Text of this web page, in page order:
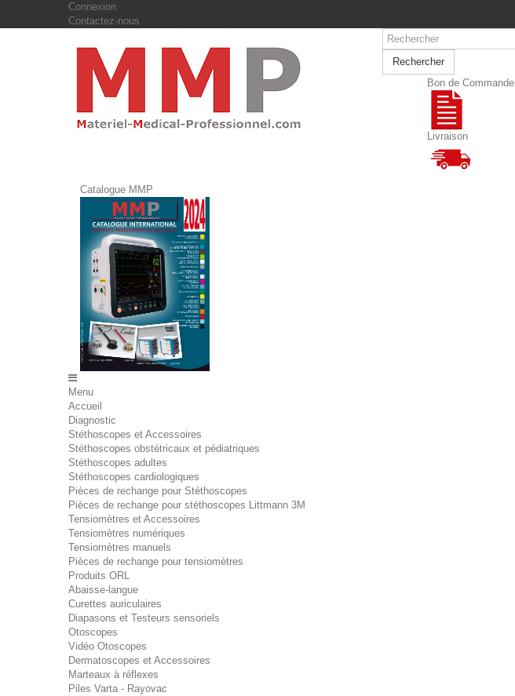
Connexion
Contactez-nous
Rechercher
Bon de Commande
Livraison
Catalogue MMP
Menu
Accueil
Diagnostic
Stéthoscopes et Accessoires
Stéthoscopes obstétricaux et pédiatriques
Stéthoscopes adultes
Stéthoscopes cardiologiques
Pièces de rechange pour Stéthoscopes
Pièces de rechange pour stéthoscopes Littmann 3M
Tensiomètres et Accessoires
Tensiomètres numériques
Tensiomètres manuels
Pièces de rechange pour tensiomètres
Produits ORL
Abaisse-langue
Curettes auriculaires
Diapasons et Testeurs sensoriels
Otoscopes
Vidéo Otoscopes
Dermatoscopes et Accessoires
Marteaux à réflexes
Piles Varta - Rayovac